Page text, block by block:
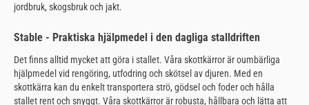
jordbruk, skogsbruk och jakt.
Stable - Praktiska hjälpmedel i den dagliga stalldriften
Det finns alltid mycket att göra i stallet. Våra skottkärror är oumbärliga
hjälpmedel vid rengöring, utfodring och skötsel av djuren. Med en
skottkärra kan du enkelt transportera strö, gödsel och foder och hålla
stallet rent och snyggt. Våra skottkärror är robusta, hållbara och lätta att